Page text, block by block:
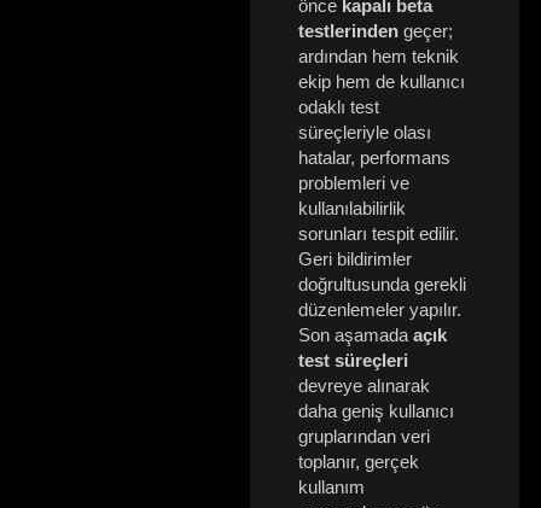
önce kapalı beta
testlerindengeçer;
ardından hem teknik
ekip hem de kullanıcı
odaklı test
süreçleriyle olası
hatalar, performans
problemleri ve
kullanılabilirlik
sorunları tespit edilir.
Geri bildirimler
doğrultusunda gerekli
düzenlemeler yapılır.
Son aşamada açık
test süreçleri
devreye alınarak
daha geniş kullanıcı
gruplarından veri
toplanır, gerçek
kullanım